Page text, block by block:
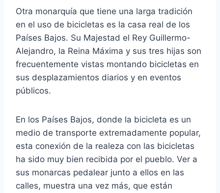
Otra monarquía que tiene una larga tradición
en el uso de bicicletas es la casa real de los
Países Bajos. Su Majestad el Rey Guillermo-
Alejandro, la Reina Máxima y sus tres hijas son
frecuentemente vistas montando bicicletas en
sus desplazamientos diarios y en eventos
públicos.
En los Países Bajos, donde la bicicleta es un
medio de transporte extremadamente popular,
esta conexión de la realeza con las bicicletas
ha sido muy bien recibida por el pueblo. Ver a
sus monarcas pedalear junto a ellos en las
calles, muestra una vez más, que están